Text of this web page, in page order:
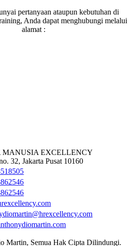
pertanyaan ataupun kebutuhan di
Anda dapat menghubungi melalui
alamat :
MANUSIA EXCELLENCY
32, Jakarta Pusat 10160
Martin, Semua Hak Cipta Dilindungi.